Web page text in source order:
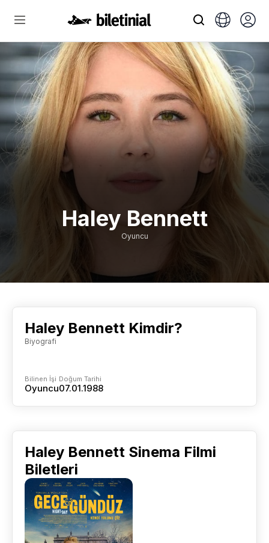
Haley Bennett
Oyuncu
Haley Bennett Kimdir?
Biyografi
Bilinen İşi
Oyuncu
Doğum Tarihi
07.01.1988
Haley Bennett Sinema Filmi
Biletleri